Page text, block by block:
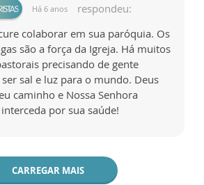
Há 6 anos
respondeu:
colaborar em sua paróquia. Os
são a força da Igreja. Há muitos
precisando de gente
sal e luz para o mundo. Deus
caminho e Nossa Senhora
por sua saúde!
CARREGAR MAIS